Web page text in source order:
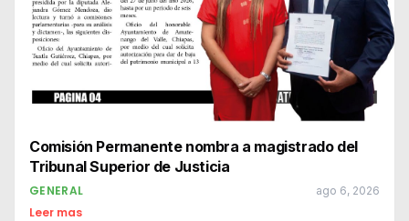
Comisión Permanente nombra a magistrado del
Tribunal Superior de Justicia
GENERAL ago 6, 2026
Leer mas